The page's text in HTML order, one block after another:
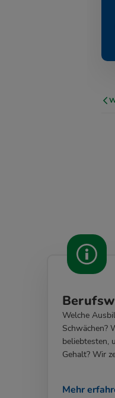
Welche
Schwächen?
beliebtesten,
Gehalt? Wir
Mehr